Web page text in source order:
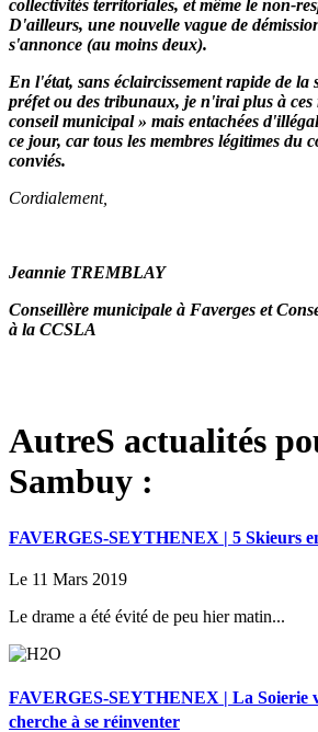
collectivités territoriales, et même le non-
D'ailleurs, une nouvelle vague de
s'annonce (au moins deux).
En l'état, sans éclaircissement rapide de
préfet ou des tribunaux, je n'irai plus à ces
conseil municipal » mais entachées
ce jour, car tous les membres légitimes du
conviés.
Cordialement,
Jeannie TREMBLAY
Conseillère municipale à Faverges et
à la CCSLA
AutreS actualités
Sambuy :
FAVERGES-SEYTHENEX | 5 Skieurs
Le 11 Mars 2019
Le drame a été évité de peu hier matin...
FAVERGES-SEYTHENEX | La Soierie
cherche à se réinventer